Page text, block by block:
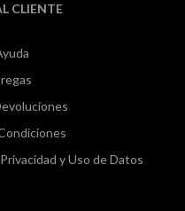
CLIENTE
y Uso de Datos